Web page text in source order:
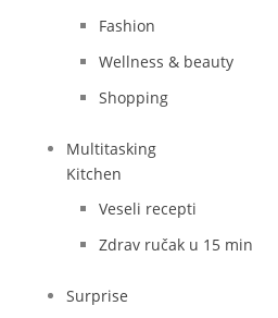
Fashion
Wellness & beauty
Shopping
Multitasking
Kitchen
Veseli recepti
Zdrav ručak u 15 min
Surprise